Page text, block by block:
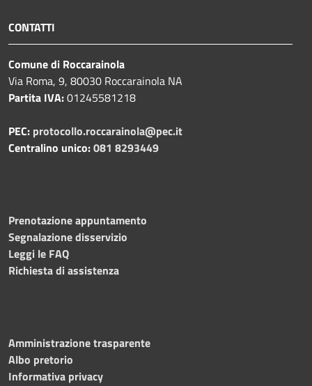
CONTATTI
Comune di Roccarainola
Via Roma, 9, 80030 Roccarainola NA
Partita IVA:01245581218
PEC: protocollo.roccarainola@pec.it
Centralino unico:081 8293449
Prenotazione appuntamento
Segnalazione disservizio
Leggi le FAQ
Richiesta di assistenza
Amministrazione trasparente
Albo pretorio
Informativa privacy